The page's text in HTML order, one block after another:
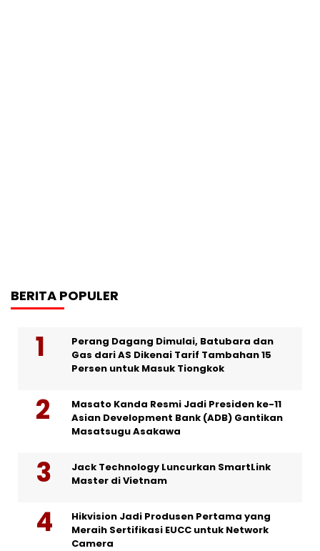
BERITA POPULER
Perang Dagang Dimulai, Batubara dan
Gas dari AS Dikenai Tarif Tambahan 15
Persen untuk Masuk Tiongkok
Masato Kanda Resmi Jadi Presiden ke-11
Asian Development Bank (ADB) Gantikan
Masatsugu Asakawa
Jack Technology Luncurkan SmartLink
Master di Vietnam
Hikvision Jadi Produsen Pertama yang
Meraih Sertifikasi EUCC untuk Network
Camera